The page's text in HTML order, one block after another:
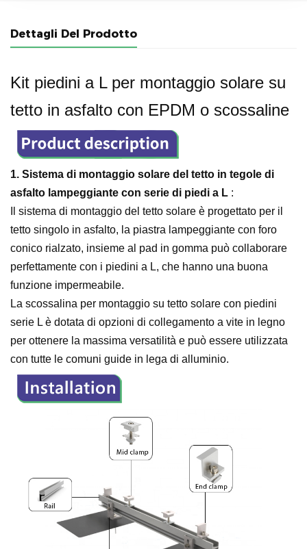
Dettagli Del Prodotto
Kit piedini a L per montaggio solare su
tetto in asfalto con EPDM o scossaline
1. Sistema di montaggio solare del tetto in tegole di
asfalto lampeggiante con serie di piedi a L :
Il sistema di montaggio del tetto solare è progettato per il
tetto singolo in asfalto, la piastra lampeggiante con foro
conico rialzato, insieme al pad in gomma può collaborare
perfettamente con i piedini a L, che hanno una buona
funzione impermeabile.
La scossalina per montaggio su tetto solare con piedini
serie L è dotata di opzioni di collegamento a vite in legno
per ottenere la massima versatilità e può essere utilizzata
con tutte le comuni guide in lega di alluminio.